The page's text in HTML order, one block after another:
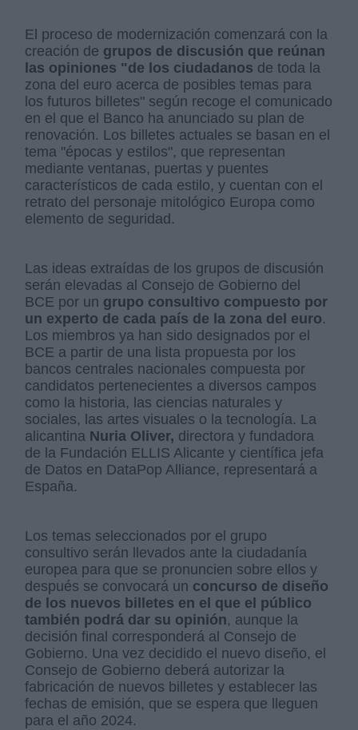
El proceso de modernización comenzará con la
creación de grupos de discusión que reúnan
las opiniones "de los ciudadanos de toda la
zona del euro acerca de posibles temas para
los futuros billetes" según recoge el comunicado
en el que el Banco ha anunciado su plan de
renovación. Los billetes actuales se basan en el
tema "épocas y estilos", que representan
mediante ventanas, puertas y puentes
característicos de cada estilo, y cuentan con el
retrato del personaje mitológico Europa como
elemento de seguridad.
Las ideas extraídas de los grupos de discusión
serán elevadas al Consejo de Gobierno del
BCE por un grupo consultivo compuesto por
un experto de cada país de la zona del euro.
Los miembros ya han sido designados por el
BCE a partir de una lista propuesta por los
bancos centrales nacionales compuesta por
candidatos pertenecientes a diversos campos
como la historia, las ciencias naturales y
sociales, las artes visuales o la tecnología. La
alicantina Nuria Oliver, directora y fundadora
de la Fundación ELLIS Alicante y científica jefa
de Datos en DataPop Alliance, representará a
España.
Los temas seleccionados por el grupo
consultivo serán llevados ante la ciudadanía
europea para que se pronuncien sobre ellos y
después se convocará un concurso de diseño
de los nuevos billetes en el que el público
también podrá dar su opinión, aunque la
decisión final corresponderá al Consejo de
Gobierno. Una vez decidido el nuevo diseño, el
Consejo de Gobierno deberá autorizar la
fabricación de nuevos billetes y establecer las
fechas de emisión, que se espera que lleguen
para el año 2024.